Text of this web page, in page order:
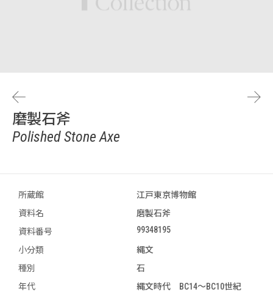
磨製石斧
Polished Stone Axe
所蔵館
江戸東京博物館
資料名
磨製石斧
資料番号
99348195
小分類
縄文
種別
石
年代
縄文時代 BC14～BC10世紀